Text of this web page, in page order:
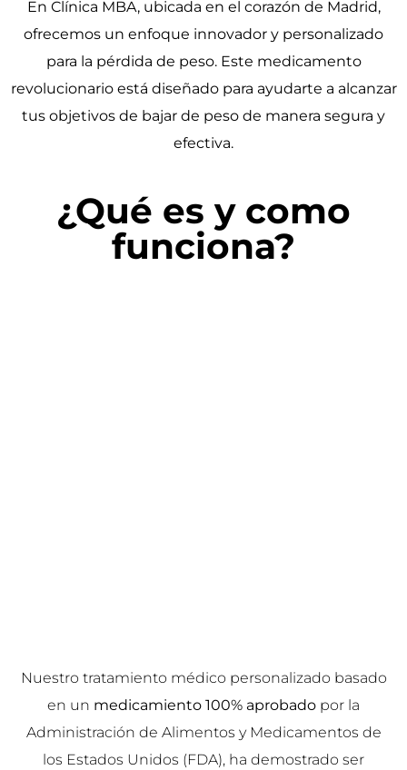
En Clínica MBA, ubicada en el corazón de Madrid,
ofrecemos un enfoque innovador y personalizado
para la pérdida de peso. Este medicamento
revolucionario está diseñado para ayudarte a alcanzar
tus objetivos de bajar de peso de manera segura y
efectiva.
¿Qué es y como
funciona?
Nuestro tratamiento médico personalizado basado
en un medicamiento 100% aprobado por la
Administración de Alimentos y Medicamentos de
los Estados Unidos (FDA), ha demostrado ser